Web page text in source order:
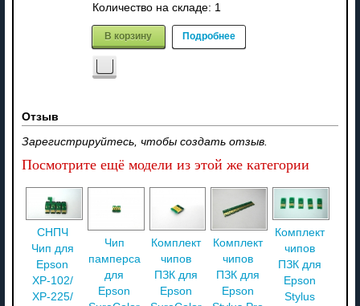
Количество на складе: 1
В корзину Подробнее
Отзыв
Зарегистрируйтесь, чтобы создать отзыв.
Посмотрите ещё модели из этой же категории
СНПЧ
Чип для
Epson
XP-102/
XP-225/
Чип
памперса
для
Epson
Комплект
чипов
ПЗК для
Epson
Комплект
чипов
ПЗК для
Epson
Комплект
чипов
ПЗК для
Epson
Stylus